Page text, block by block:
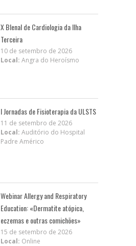
X BIenal de Cardiologia da Ilha
Terceira
10 de setembro de 2026
Local: Angra do Heroísmo
I Jornadas de Fisioterapia da ULSTS
11 de setembro de 2026
Local: Auditório do Hospital
Padre Américo
Webinar Allergy and Respiratory
Education: «Dermatite atópica,
eczemas e outras comichões»
15 de setembro de 2026
Local: Online